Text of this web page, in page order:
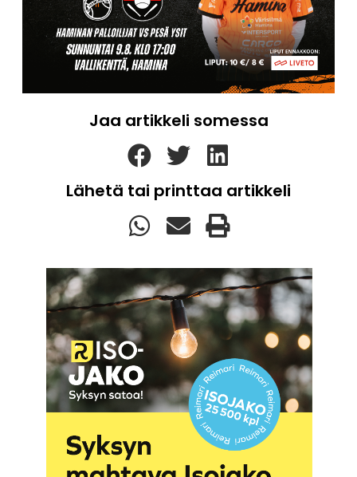
Jaa artikkeli somessa
Lähetä tai printtaa artikkeli